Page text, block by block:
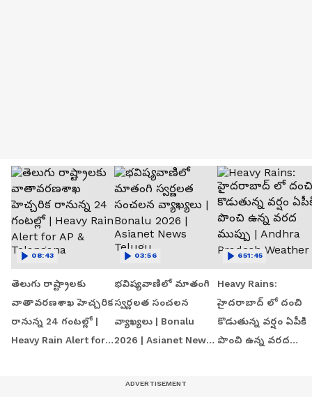
తెలుగు రాష్ట్రాలకు
వాతావరణశాఖ హెచ్చరిక
రానున్న 24 గంటల్లో |
Heavy Rain Alert for
08:43
భవిష్యవాణిలో మాతంగి
స్వర్ణలత సంచలన
వ్యాఖ్యలు | Bonalu
2026 | Asianet News
03:56
Heavy Rains:
హైదరాబాద్ లో దంచి
కొడుతున్న వర్షం ఏపీకి
పొంచి ఉన్న వరద
651:45